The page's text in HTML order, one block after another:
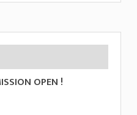
OPEN !